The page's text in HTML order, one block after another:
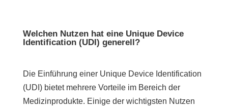
Welchen Nutzen hat eine Unique Device
Identification (UDI) generell?
Die Einführung einer Unique Device Identification
(UDI) bietet mehrere Vorteile im Bereich der
Medizinprodukte. Einige der wichtigsten Nutzen